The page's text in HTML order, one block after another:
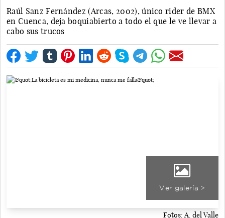
Raúl Sanz Fernández (Arcas, 2002), único rider de BMX
en Cuenca, deja boquiabierto a todo el que le ve llevar a
cabo sus trucos
Ver galería >
Fotos: A. del Valle